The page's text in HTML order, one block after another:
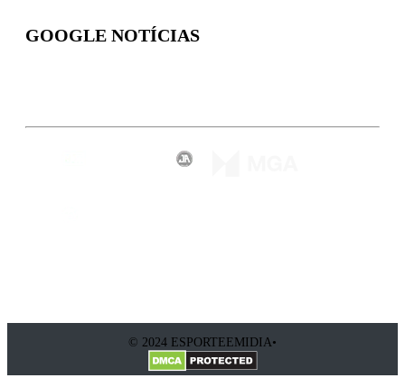
GOOGLE NOTÍCIAS
© 2024 ESPORTEEMIDIA•